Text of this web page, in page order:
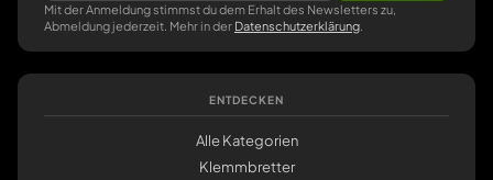
Mit der Anmeldung stimmst du dem Erhalt des Newsletters zu,
Abmeldung jederzeit. Mehr in der Datenschutzerklärung
ENTDECKEN
Alle Kategorien
Klemmbretter